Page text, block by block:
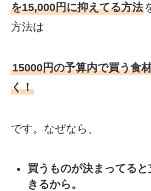
を15,000円に抑えてる方法
方法は
15000円の予算内で買う食
く！
です。なぜなら、
買うものが決まってる
きるから。